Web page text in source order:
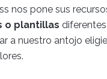
nos pone sus
o plantillas
a nuestro antojo